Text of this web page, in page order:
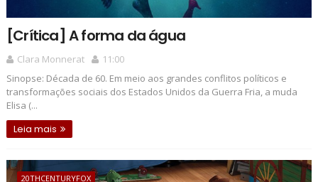
[Crítica] A forma da água
Clara Monnerat
11:00
Sinopse: Década de 60. Em meio aos grandes conflitos políticos e
transformações sociais dos Estados Unidos da Guerra Fria, a muda
Elisa (...
Leia mais
20THCENTURYFOX